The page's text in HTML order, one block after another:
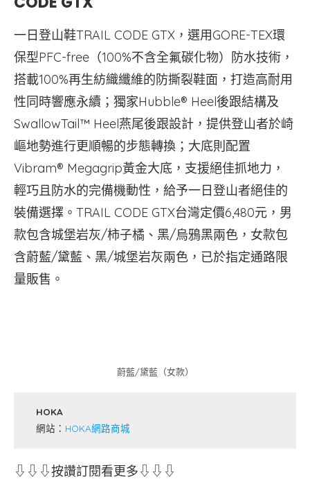
一日登山鞋TRAIL CODE GTX，選用GORE-TEX環
保型PFC-free（100%不含全氟碳化物）防水技術，
搭載100%再生紡織纖維的防撕裂鞋面，打造高耐用
性同時響應永續；獨家Hubble® Heel後跟結構及
SwallowTail™ Heel燕尾後跟設計，提供登山者於崎
嶇地勢進行更順暢的步態轉換；大底則配置
Vibram® Megagrip黃金大底，支援絕佳抓地力，
輕巧且防水的完備機動性，給予一日登山者絕佳的
裝備選擇。TRAIL CODE GTX台灣定價6,480元，男
款包含城堡岩灰/柿子橘、黑/烏鴉黑兩色，女款包
含蔚藍/黛藍、黑/城堡岩灰兩色，已於指定通路限
量販售。
蔚藍/黛藍（女款）
HOKA
網站： HOKA網路商城
⇩⇩⇩按讚訂閱看更多⇩⇩⇩